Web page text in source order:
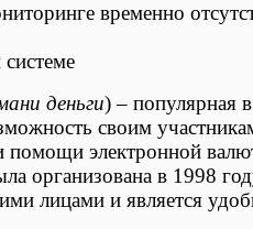
временно
деньги) – популярная
своим
электронной
организована в 1998
лицами и является